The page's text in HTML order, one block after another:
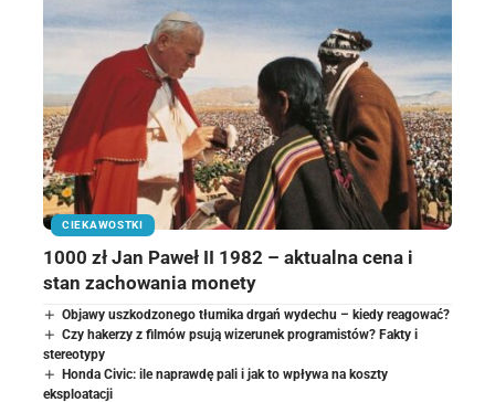
CIEKAWOSTKI
1000 zł Jan Paweł II 1982 – aktualna cena i
stan zachowania monety
Objawy uszkodzonego tłumika drgań wydechu – kiedy reagować?
Czy hakerzy z filmów psują wizerunek programistów? Fakty i
stereotypy
Honda Civic: ile naprawdę pali i jak to wpływa na koszty
eksploatacji